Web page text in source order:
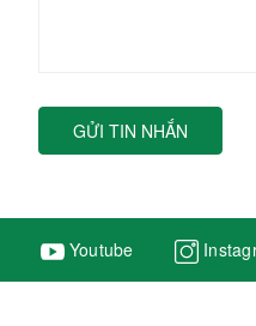
GỬI TIN NHẮN
Youtube